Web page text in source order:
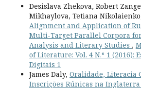
Desislava Zhekova, Robert
Mikhaylova, Tetiana
Alignment and Application of
Multi-Target Parallel Corpora
Analysis and Literary Studies ,
of Literature: Vol. 4 N.º 1 (2016):
Digitais 1
James Daly, Oralidade, Literacia
Inscrições Rúnicas na